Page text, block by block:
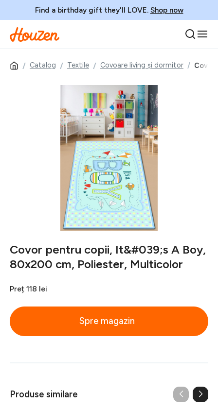
Find a birthday gift they'll LOVE. Shop now
Catalog Textile Covoare living și dormitor
Covor pentru copii, It&#039;s A Boy,
80x200 cm, Poliester, Multicolor
Preț 118 lei
Spre magazin
Produse similare